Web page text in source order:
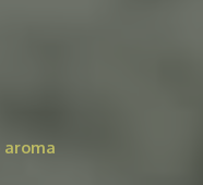
aroma